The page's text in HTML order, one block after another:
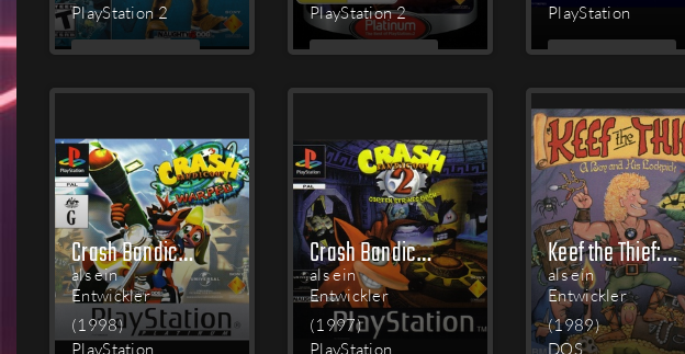
PlayStation 2
MEHR
PlayStation 2
MEHR
PlayStation
MEHR
Crash Bandicoot: Warped
als ein
Entwickler
(1998)
PlayStation
Crash Bandicoot 2: Cortex Strikes Back
als ein
Entwickler
(1997)
PlayStation
Keef the Thief: A Boy and His Lockpick
als ein
Entwickler
(1989)
DOS